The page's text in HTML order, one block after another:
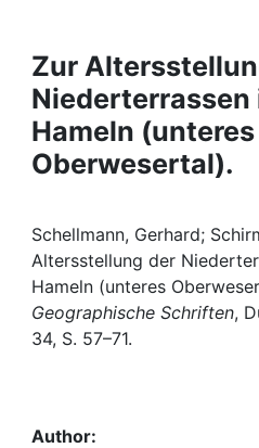
Projects
People
Institutions
Awards
My FIS
Help
Zur
Niederterrassen
Hameln (unteres
Oberwesertal).
Schellmann, Gerhard;
Altersstellung der
Hameln (unteres
Geographische Schriften,
34, S. 57–71.
Author: